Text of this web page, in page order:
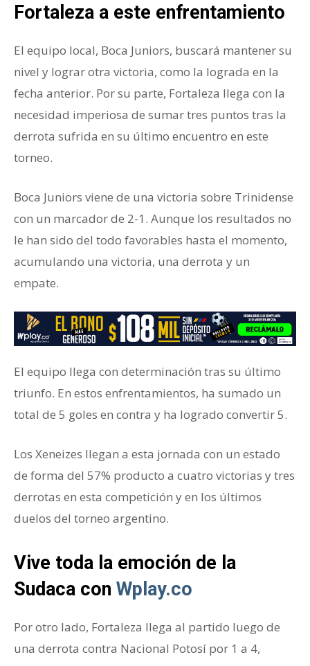
Fortaleza a este enfrentamiento
El equipo local, Boca Juniors, buscará mantener su
nivel y lograr otra victoria, como la lograda en la
fecha anterior. Por su parte, Fortaleza llega con la
necesidad imperiosa de sumar tres puntos tras la
derrota sufrida en su último encuentro en este
torneo.
Boca Juniors viene de una victoria sobre Trinidense
con un marcador de 2-1. Aunque los resultados no
le han sido del todo favorables hasta el momento,
acumulando una victoria, una derrota y un
empate.
El equipo llega con determinación tras su último
triunfo. En estos enfrentamientos, ha sumado un
total de 5 goles en contra y ha logrado convertir 5.
Los Xeneizes llegan a esta jornada con un estado
de forma del 57% producto a cuatro victorias y tres
derrotas en esta competición y en los últimos
duelos del torneo argentino.
Vive toda la emoción de la
Sudaca con Wplay.co
Por otro lado, Fortaleza llega al partido luego de
una derrota contra Nacional Potosí por 1 a 4,